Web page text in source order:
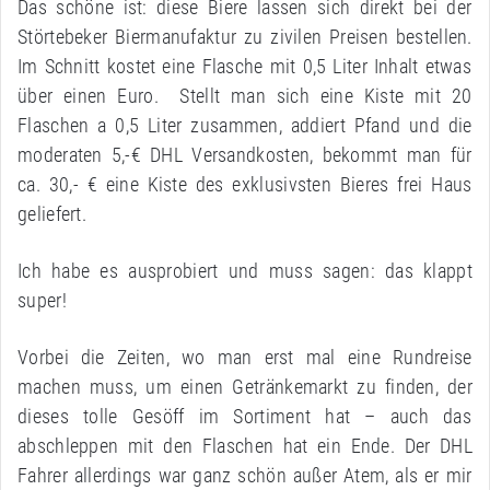
Das schöne ist: diese Biere lassen sich direkt bei der
Störtebeker Biermanufaktur zu zivilen Preisen bestellen.
Im Schnitt kostet eine Flasche mit 0,5 Liter Inhalt etwas
über einen Euro. Stellt man sich eine Kiste mit 20
Flaschen a 0,5 Liter zusammen, addiert Pfand und die
moderaten 5,-€ DHL Versandkosten, bekommt man für
ca. 30,- € eine Kiste des exklusivsten Bieres frei Haus
geliefert.
Ich habe es ausprobiert und muss sagen: das klappt
super!
Vorbei die Zeiten, wo man erst mal eine Rundreise
machen muss, um einen Getränkemarkt zu finden, der
dieses tolle Gesöff im Sortiment hat – auch das
abschleppen mit den Flaschen hat ein Ende. Der DHL
Fahrer allerdings war ganz schön außer Atem, als er mir